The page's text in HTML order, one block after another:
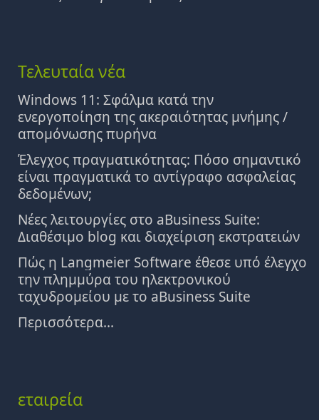
Τελευταία νέα
Windows 11: Σφάλμα κατά την
ενεργοποίηση της ακεραιότητας μνήμης /
απομόνωσης πυρήνα
Έλεγχος πραγματικότητας: Πόσο σημαντικό
είναι πραγματικά το αντίγραφο ασφαλείας
δεδομένων;
Νέες λειτουργίες στο aBusiness Suite:
Διαθέσιμο blog και διαχείριση εκστρατειών
Πώς η Langmeier Software έθεσε υπό έλεγχο
την πλημμύρα του ηλεκτρονικού
ταχυδρομείου με το aBusiness Suite
Περισσότερα...
εταιρεία